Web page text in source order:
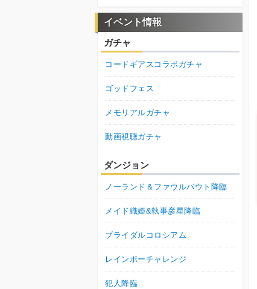
イベント情報
ガチャ
コードギアスコラボガチャ
ゴッドフェス
メモリアルガチャ
動画視聴ガチャ
ダンジョン
ノーランド＆ファウルバウト降臨
メイド織姫&執事彦星降臨
ブライダルコロシアム
レインボーチャレンジ
犯人降臨